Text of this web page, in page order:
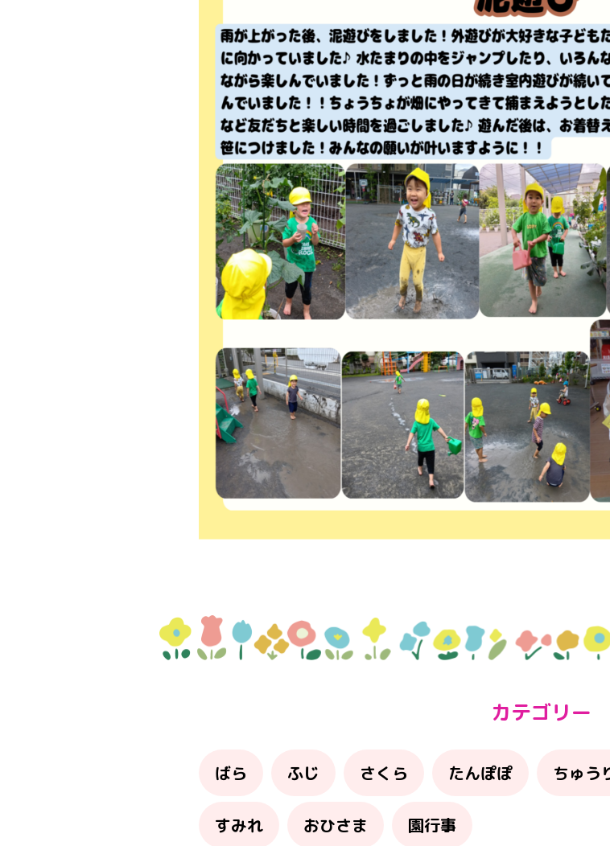
カテゴリー
ばら ふじ さくら たんぽぽ ちゅう
すみれ おひさま 園行事